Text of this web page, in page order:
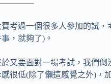
考過一個很多人參加的試
，就夠了)。
又要面對一場考試，我們
很低(除了懶這感覺之外)，